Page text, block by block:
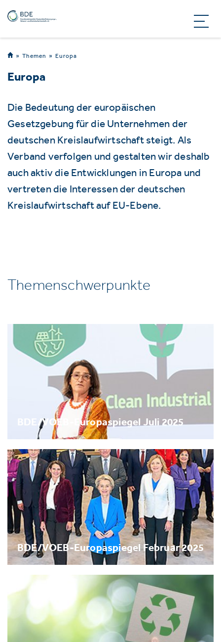
Themen Europa
Europa
Die Bedeutung der europäischen
Gesetzgebung für die Unternehmen der
deutschen Kreislaufwirtschaft steigt. Als
Verband verfolgen und gestalten wir deshalb
auch aktiv die Entwicklungen in Europa und
vertreten die Interessen der deutschen
Kreislaufwirtschaft auf EU-Ebene.
Themenschwerpunkte
BDE/VOEB-Europaspiegel Juli 2025
BDE/VOEB-Europaspiegel Februar 2025